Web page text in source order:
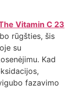
Vitamin C 23
rūgšties, šis
su
Kad
fazavimo